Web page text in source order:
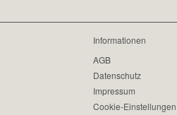
Informationen
AGB
Datenschutz
Impressum
Cookie-Einstellungen